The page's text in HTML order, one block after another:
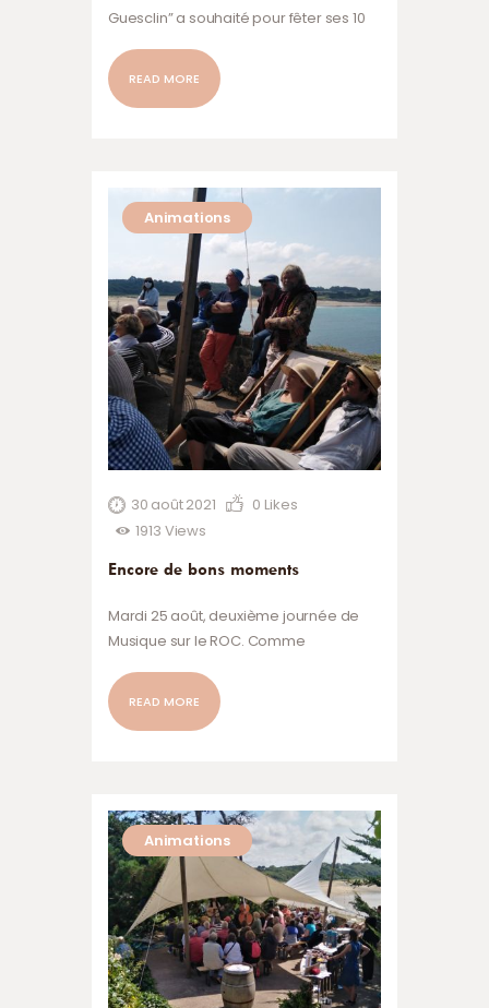
Guesclin” a souhaité pour fêter ses 10
“haute en couleurs musicales” avec 5
animations culturelles, avec 12
samedi 16 & dimanche 17 avril :
animations spéciales enfants, chasse…
READ MORE
Animations
30 août 2021 0 Likes
1913 Views
Encore de bons moments
Mardi 25 août, deuxième journée de
Musique sur le ROC. Comme
public qui a apprécié le trio Jak O’Jazz
et a chanté avec les Gars d’La Houle
faire le tour de l’ile. Le…
READ MORE
Animations